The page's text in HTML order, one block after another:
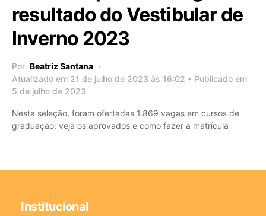
resultado do Vestibular de
Inverno 2023
Por Beatriz Santana
Atualizado em 21 de julho de 2023 às 16:02 • Publicado em
5 de julho de 2023
Nesta seleção, foram ofertadas 1.869 vagas em cursos de
graduação; veja os aprovados e como fazer a matrícula
Institucional